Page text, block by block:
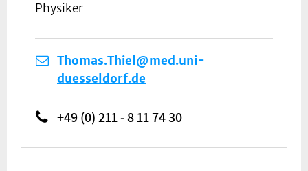
Physiker
Thomas.Thiel@med.uni-
duesseldorf.de
+49 (0) 211 - 8 11 74 30